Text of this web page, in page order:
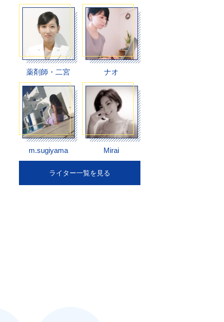
薬剤師・二宮 ナオ
m.sugiyama Mirai
ライター一覧を見る